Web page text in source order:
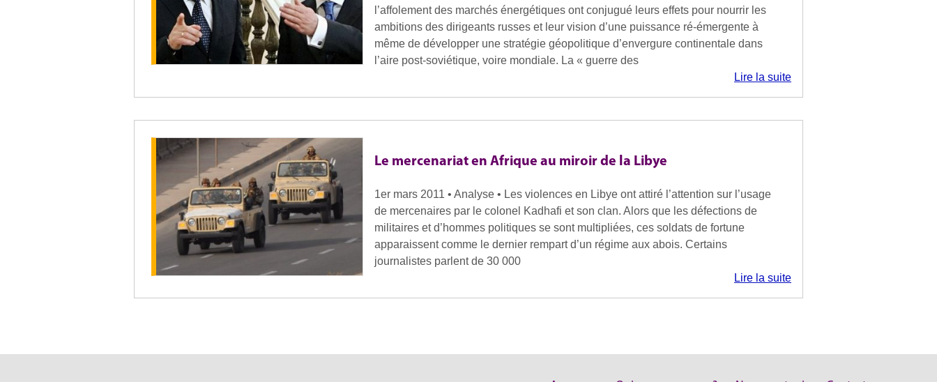
l’affolement des marchés énergétiques ont conjugué leurs effets pour nourrir les
ambitions des dirigeants russes et leur vision d’une puissance ré-émergente à
même de développer une stratégie géopolitique d’envergure continentale dans
l’aire post-soviétique, voire mondiale. La « guerre des
Lire la suite
Le mercenariat en Afrique au miroir de la Libye
1er mars 2011 • Analyse • Les violences en Libye ont attiré l’attention sur l’usage
de mercenaires par le colonel Kadhafi et son clan. Alors que les défections de
militaires et d’hommes politiques se sont multipliées, ces soldats de fortune
apparaissent comme le dernier rempart d’un régime aux abois. Certains
journalistes parlent de 30 000
Lire la suite